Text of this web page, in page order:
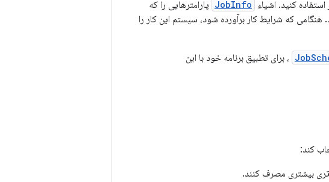
کنید. اشیاء JobInfo پارامترهایی را که
که شرایط کار برآورده شود، سیستم این کار را
، برای تطبیق برنامه خود با این
کند:
بیشتری مصرف کنند.